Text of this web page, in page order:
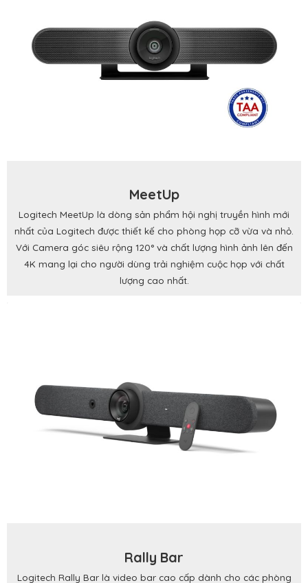
MeetUp
Logitech MeetUp là dòng sản phẩm hội nghị truyền hình mới
nhất của Logitech được thiết kế cho phòng họp cỡ vừa và nhỏ.
Với Camera góc siêu rộng 120° và chất lượng hình ảnh lên đến
4K mang lại cho người dùng trải nghiệm cuộc họp với chất
lượng cao nhất.
Rally Bar
Logitech Rally Bar là video bar cao cấp dành cho các phòng